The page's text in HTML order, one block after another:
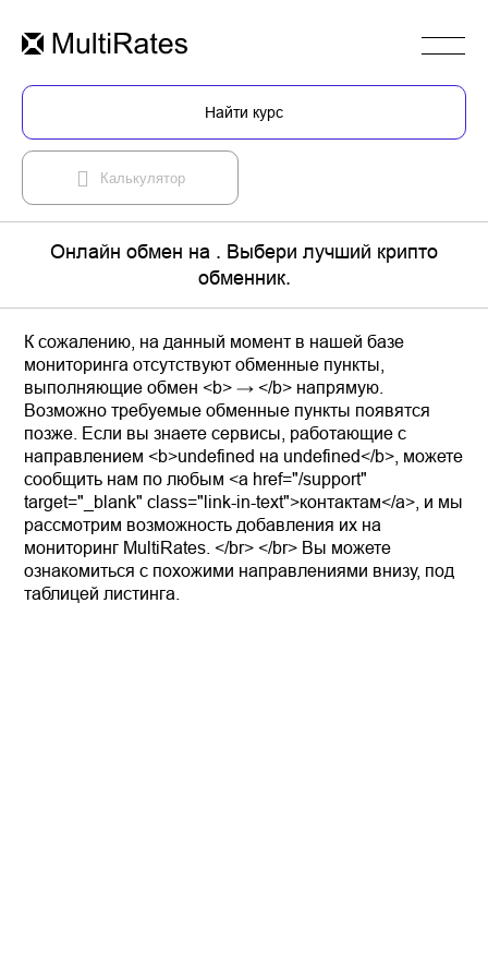
Найти курс
Калькулятор
Онлайн обмен на . Выбери лучший крипто
обменник.
К сожалению, на данный момент в нашей базе
мониторинга отсутствуют обменные пункты,
выполняющие обмен <b> → </b> напрямую.
Возможно требуемые обменные пункты появятся
позже. Если вы знаете сервисы, работающие с
направлением <b>undefined на undefined</b>, можете
сообщить нам по любым <a href="/support"
target="_blank" class="link-in-text">контактам</a>, и мы
рассмотрим возможность добавления их на
мониторинг MultiRates. </br> </br> Вы можете
ознакомиться с похожими направлениями внизу, под
таблицей листинга.